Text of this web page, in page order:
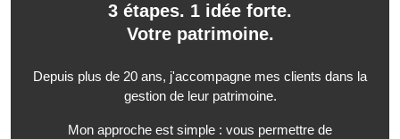
3 étapes. 1 idée forte.
Votre patrimoine.
Depuis plus de 20 ans, j'accompagne mes clients dans la
gestion de leur patrimoine.
Mon approche est simple : vous permettre de